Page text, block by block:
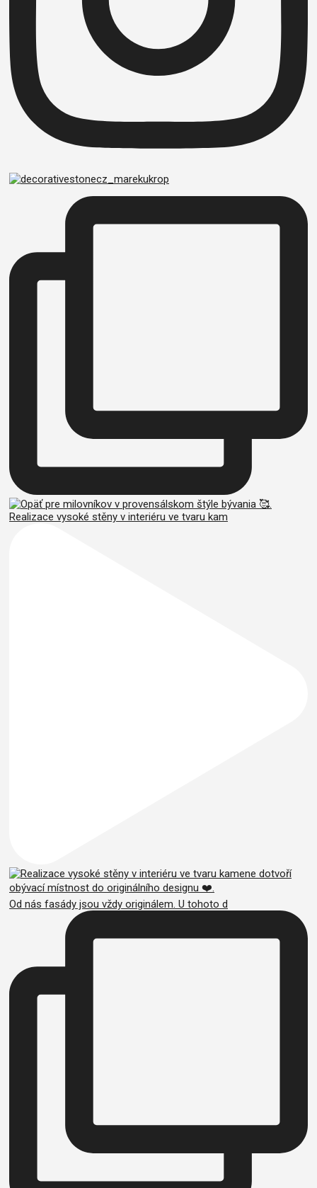
Realizace vysoké stěny v interiéru ve tvaru kam
Od nás fasády jsou vždy originálem. U tohoto d